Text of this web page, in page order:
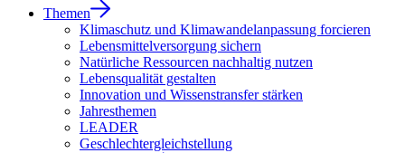
Themen
Klimaschutz und Klimawandelanpassung forcieren
Lebensmittelversorgung sichern
Natürliche Ressourcen nachhaltig nutzen
Lebensqualität gestalten
Innovation und Wissenstransfer stärken
Jahresthemen
LEADER
Geschlechtergleichstellung